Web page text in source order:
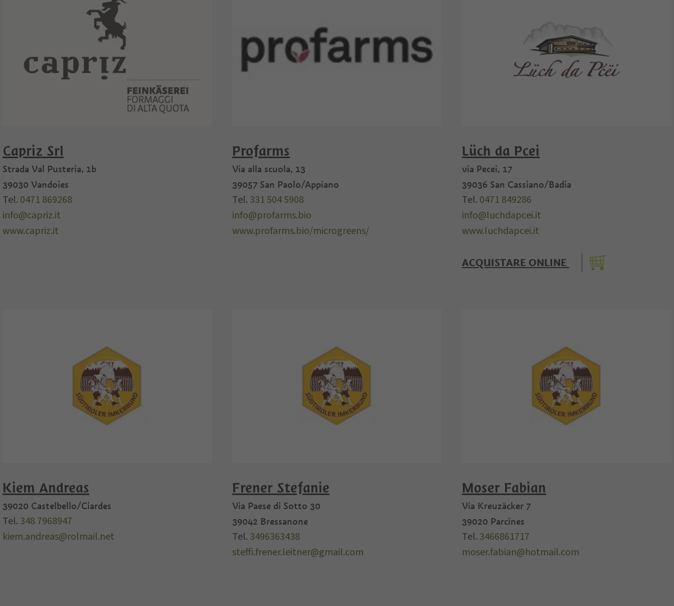
Capriz Srl
Strada Val Pusteria, 1b
39030 Vandoies
Tel. 0471 869268
info@capriz.it
www.capriz.it
Profarms
Via alla scuola, 13
39057 San Paolo/Appiano
Tel. 331 504 5908
info@profarms.bio
www.profarms.bio/microgreens/
Lüch da Pcei
via Pecei, 17
39036 San Cassiano/Badia
Tel. 0471 849286
info@luchdapcei.it
www.luchdapcei.it
ACQUISTARE ONLINE
Kiem Andreas
39020 Castelbello/Ciardes
Tel. 348 7968947
kiem.andreas@rolmail.net
Frener Stefanie
Via Paese di Sotto 30
39042 Bressanone
Tel. 3496363438
steffi.frener.leitner@gmail.com
Moser Fabian
Via Kreuzäcker 7
39020 Parcines
Tel. 3466861717
moser.fabian@hotmail.com